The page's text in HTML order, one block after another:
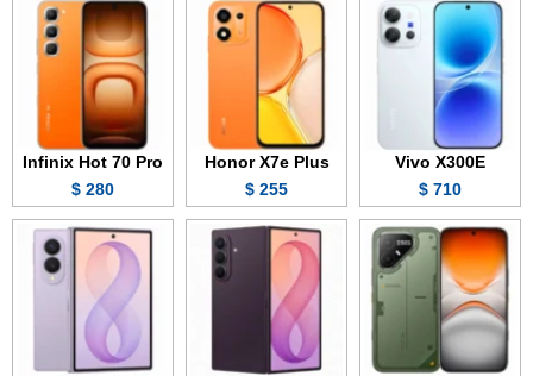
Vivo X300E
710 $
Honor X7e Plus
255 $
Infinix Hot 70 Pro
280 $